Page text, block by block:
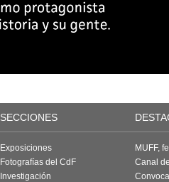
SECCIONES
Exposiciones
Fotografías del CdF
Investigación
MUFF,
Canal